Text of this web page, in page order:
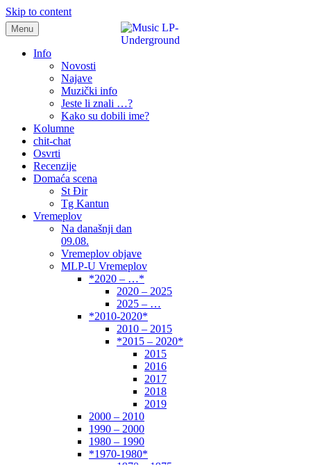
Skip to content
samo muzika i …..
Menu
Info
Novosti
Najave
Muzički info
Jeste li znali …?
Kako su dobili ime?
Kolumne
chit-chat
Osvrti
Recenzije
Domaća scena
St Đir
Tg Kantun
Vremeplov
Na današnji dan
09.08.
Vremeplov objave
MLP-U Vremeplov
*2020 – …*
2020 – 2025
2025 – …
*2010-2020*
2010 – 2015
*2015 – 2020*
2015
2016
2017
2018
2019
2000 – 2010
1990 – 2000
1980 – 1990
*1970-1980*
1970 – 1975